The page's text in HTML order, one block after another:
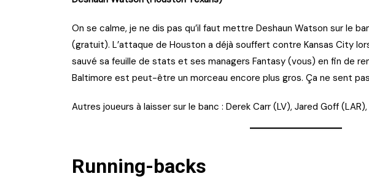
On se calme, je ne dis pas qu’il faut mettre Deshaun Watson sur le
(gratuit). L’attaque de Houston a déjà souffert contre Kansas City
sauvé sa feuille de stats et ses managers Fantasy (vous) en fin de
Baltimore est peut-être un morceau encore plus gros. Ça ne sent
Autres joueurs à laisser sur le banc : Derek Carr (LV), Jared Goff
Running-backs